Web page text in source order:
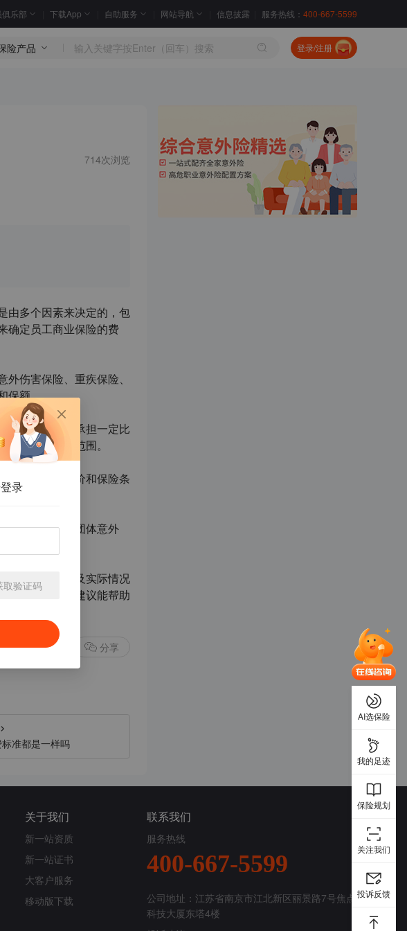
俱乐部 下载App 自助服务 网站导航 信息披露 服务热线： 400-667-5599
险产品 登录/注册
714次浏览
由多个因素来决定的，包
确定员工商业保险的费
伤害保险、重疾保险、
保额。
说，公司可以承担一定比
合理的费用范围。
不同公司的报价和保险条
可以考虑购买团体意外
公司的报价以及实际情况
出。希望以上建议能帮助
点赞(1) 分享
准都是一样吗
关于我们
新一站资质
新一站证书
大客户服务
移动版下载
联系我们
服务热线
400-667-5599
公司地址：江苏省南京市江北新区丽景路7号焦点
科技大厦东塔4楼
AI选保险
我的足迹
保险规划
关注我们
投诉反馈
录
取验证码